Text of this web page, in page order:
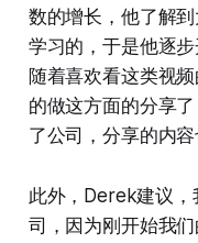
数的增长，他了解
学习的，于是他逐
随着喜欢看这类视
的做这方面的分享
了公司，分享的内容
此外，Derek建议
司，因为刚开始我